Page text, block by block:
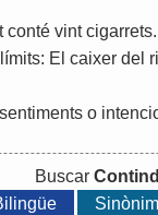
conté vint cigarrets.
llímits: El caixer del
sentiments o
Buscar